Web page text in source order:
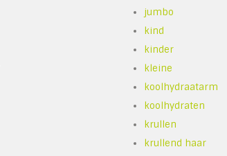
jumbo
kind
kinder
kleine
koolhydraatarm
koolhydraten
krullen
krullend haar